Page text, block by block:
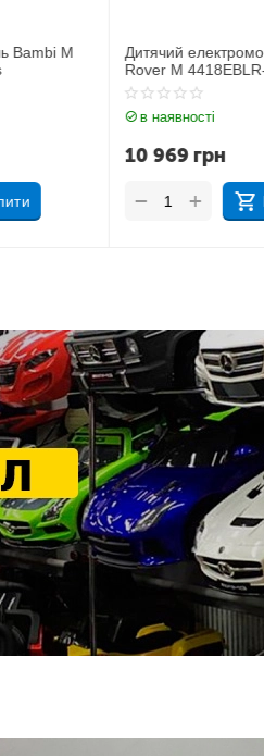
Дитячий електромобіль Джип
Rover M 4418EBLR-1
в наявності
грн
Купити